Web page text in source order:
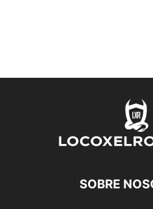
SOBRE